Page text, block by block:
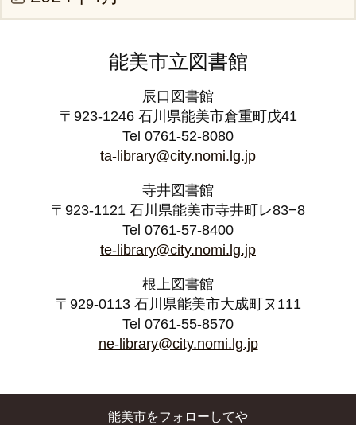
能美市立図書館
辰口図書館
〒923-1246 石川県能美市倉重町戊41
Tel 0761-52-8080
ta-library@city.nomi.lg.jp
寺井図書館
〒923-1121 石川県能美市寺井町レ83−8
Tel 0761-57-8400
te-library@city.nomi.lg.jp
根上図書館
〒929-0113 石川県能美市大成町ヌ111
Tel 0761-55-8570
ne-library@city.nomi.lg.jp
能美市をフォローしてや